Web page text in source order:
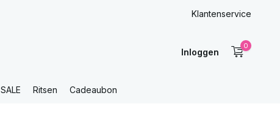
Klantenservice
Inloggen
0
SALE Ritsen Cadeaubon